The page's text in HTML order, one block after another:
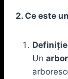
2. Ce este
Un